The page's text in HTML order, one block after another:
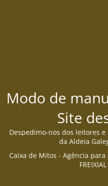
Modo de
Site
Despedimo-nos dos leitores
da Aldeia
Caixa de Mitos - Agência